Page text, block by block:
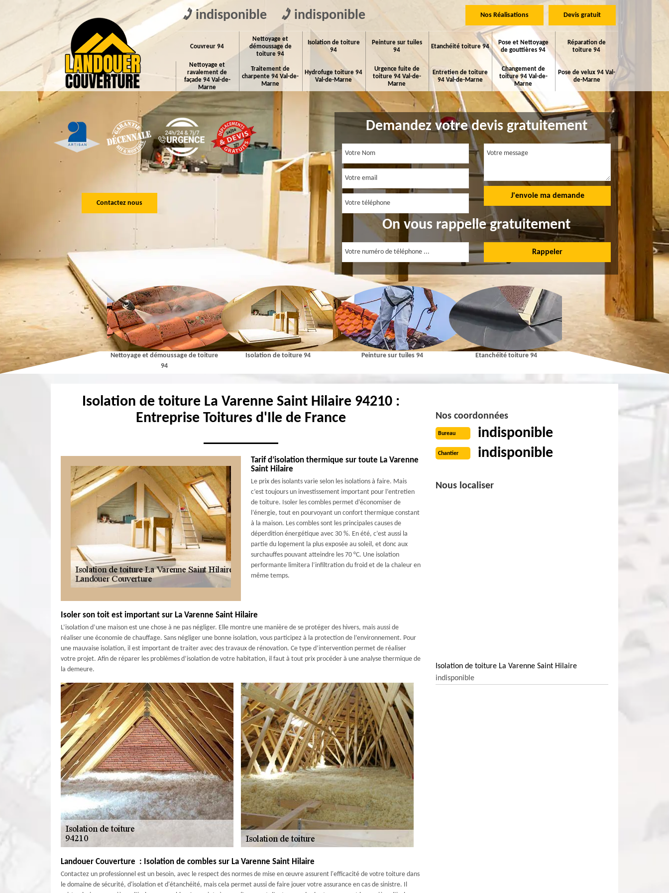
indisponible indisponible Nos Réalisations Devis gratuit
Couvreur 94
Nettoyage et
démoussage de
toiture 94
Isolation de toiture
94
Peinture sur tuiles
94
Etanchéité toiture 94
Pose et Nettoyage
de gouttières 94
Réparation de
toiture 94
Nettoyage et
ravalement de
façade 94 Val-de-
Marne
Traitement de
charpente 94 Val-de-
Marne
Hydrofuge toiture 94
Val-de-Marne
Urgence fuite de
toiture 94 Val-de-
Marne
Entretien de toiture
94 Val-de-Marne
Changement de
toiture 94 Val-de-
Marne
Pose de velux 94 Val-
de-Marne
Contactez nous
Demandez votre devis gratuitement
On vous rappelle gratuitement
Couvreur 94
Nettoyage et démoussage de toiture
94
Isolation de toiture 94 Peinture sur tuiles 94 Etanchéité toiture 94 Pose et Nettoyage de gouttières
Isolation de toiture La Varenne Saint Hilaire 94210 :
Entreprise Toitures d'Ile de France
Tarif d’isolation thermique sur toute La Varenne
Saint Hilaire
Le prix des isolants varie selon les isolations à faire. Mais
c’est toujours un investissement important pour l’entretien
de toiture. Isoler les combles permet d’économiser de
l’énergie, tout en pourvoyant un confort thermique constant
à la maison. Les combles sont les principales causes de
déperdition énergétique avec 30 %. En été, c’est aussi la
partie du logement la plus exposée au soleil, et donc aux
surchauffes pouvant atteindre les 70 °C. Une isolation
performante limitera l’infiltration du froid et de la chaleur en
même temps.
Isoler son toit est important sur La Varenne Saint Hilaire
L’isolation d’une maison est une chose à ne pas négliger. Elle montre une manière de se protéger des hivers, mais aussi de
réaliser une économie de chauffage. Sans négliger une bonne isolation, vous participez à la protection de l’environnement. Pour
une mauvaise isolation, il est important de traiter avec des travaux de rénovation. Ce type d’intervention permet de réaliser
votre projet. Afin de réparer les problèmes d’isolation de votre habitation, il faut à tout prix procéder à une analyse thermique de
la demeure.
Landouer Couverture : Isolation de combles sur La Varenne Saint Hilaire
Contactez un professionnel est un besoin, avec le respect des normes de mise en œuvre assurent l'efficacité de votre toiture dans
le domaine de sécurité, d'isolation et d'étanchéité, mais cela permet aussi de faire jouer votre assurance en cas de sinistre. Il
Nos coordonnées
Bureau indisponible
Chantier indisponible
Nous localiser
Isolation de toiture La Varenne Saint Hilaire
indisponible